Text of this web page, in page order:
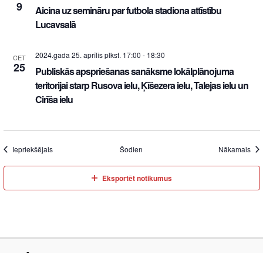
9
Aicina uz semināru par futbola stadiona attīstību
Lucavsalā
CET
25
2024.gada 25. aprīlis plkst. 17:00 - 18:30
Publiskās apspriešanas sanāksme lokālplānojuma
teritorijai starp Rusova ielu, Ķīšezera ielu, Talejas ielu un
Cirīša ielu
Iepriekšējais Šodien Nākamais
Eksportēt notikumus